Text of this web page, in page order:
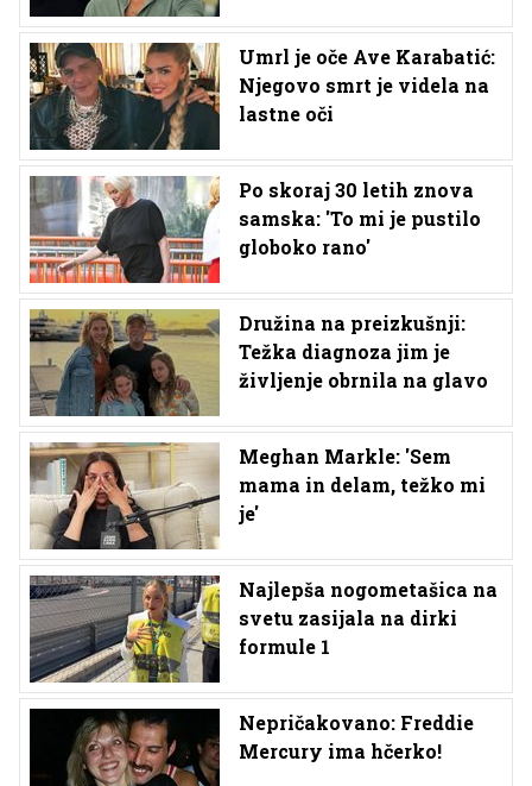
Umrl je oče Ave Karabatić:
Njegovo smrt je videla na
lastne oči
Po skoraj 30 letih znova
samska: 'To mi je pustilo
globoko rano'
Družina na preizkušnji:
Težka diagnoza jim je
življenje obrnila na glavo
Meghan Markle: 'Sem
mama in delam, težko mi
je'
Najlepša nogometašica na
svetu zasijala na dirki
formule 1
Nepričakovano: Freddie
Mercury ima hčerko!